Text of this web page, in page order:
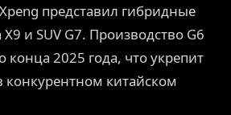
представил гибридные
и SUV G7. Производство G6
конца 2025 года, что укрепит
конкурентном китайском